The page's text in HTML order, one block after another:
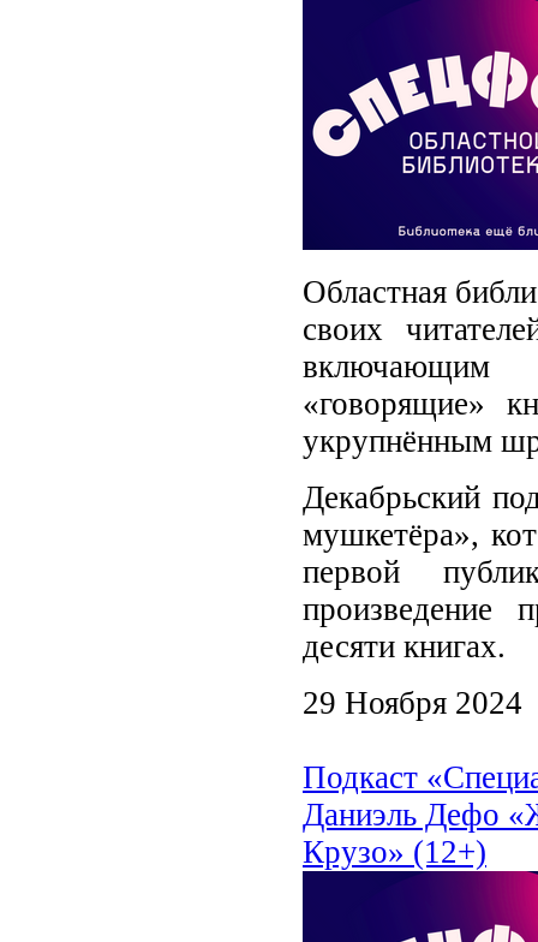
Областная
своих
включающим
«говорящие»
укрупнённым
Декабрьский
мушкетёра»,
первой
произведение
десяти книгах.
29 Ноября 2024
Подкаст
Даниэль Дефо
Крузо» (12+)